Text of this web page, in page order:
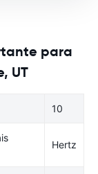
para
UT
10
Hertz